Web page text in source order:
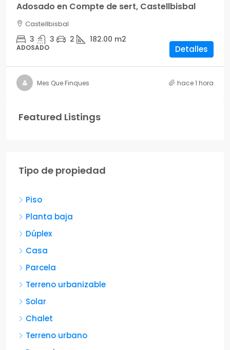
Adosado en Compte de sert, Castellbisbal
Castellbisbal
3 3 2 182.00 m2
ADOSADO Detalles
Mes Que Finques hace 1 hora
Featured Listings
Tipo de propiedad
Piso
Planta baja
Dúplex
Casa
Parcela
Terreno urbanizable
Solar
Chalet
Terreno urbano